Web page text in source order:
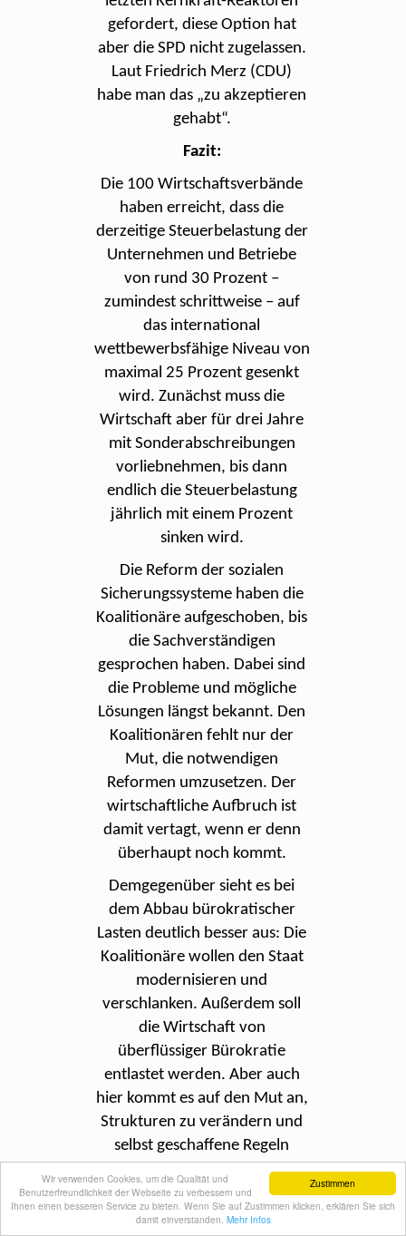
Zustimmen
Wir verwenden Cookies, um die Qualität und
Benutzerfreundlichkeit der Webseite zu verbessern und
Ihnen einen besseren Service zu bieten. Wenn Sie auf Zustimmen klicken, erklären Sie sich
damit einverstanden. Mehr Infos
gefordert, diese Option hat
aber die SPD nicht zugelassen.
Laut Friedrich Merz (CDU)
habe man das „zu akzeptieren
gehabt“.
Fazit:
Die 100 Wirtschaftsverbände
haben erreicht, dass die
derzeitige Steuerbelastung der
Unternehmen und Betriebe
von rund 30 Prozent –
zumindest schrittweise – auf
das international
wettbewerbsfähige Niveau von
maximal 25 Prozent gesenkt
wird. Zunächst muss die
Wirtschaft aber für drei Jahre
mit Sonderabschreibungen
vorliebnehmen, bis dann
endlich die Steuerbelastung
jährlich mit einem Prozent
sinken wird.
Die Reform der sozialen
Sicherungssysteme haben die
Koalitionäre aufgeschoben, bis
die Sachverständigen
gesprochen haben. Dabei sind
die Probleme und mögliche
Lösungen längst bekannt. Den
Koalitionären fehlt nur der
Mut, die notwendigen
Reformen umzusetzen. Der
wirtschaftliche Aufbruch ist
damit vertagt, wenn er denn
überhaupt noch kommt.
Demgegenüber sieht es bei
dem Abbau bürokratischer
Lasten deutlich besser aus: Die
Koalitionäre wollen den Staat
modernisieren und
verschlanken. Außerdem soll
die Wirtschaft von
überflüssiger Bürokratie
entlastet werden. Aber auch
hier kommt es auf den Mut an,
Strukturen zu verändern und
selbst geschaffene Regeln
wieder aufzuheben.
Letztendlich entscheidet das
Ergebnis, ob durch den